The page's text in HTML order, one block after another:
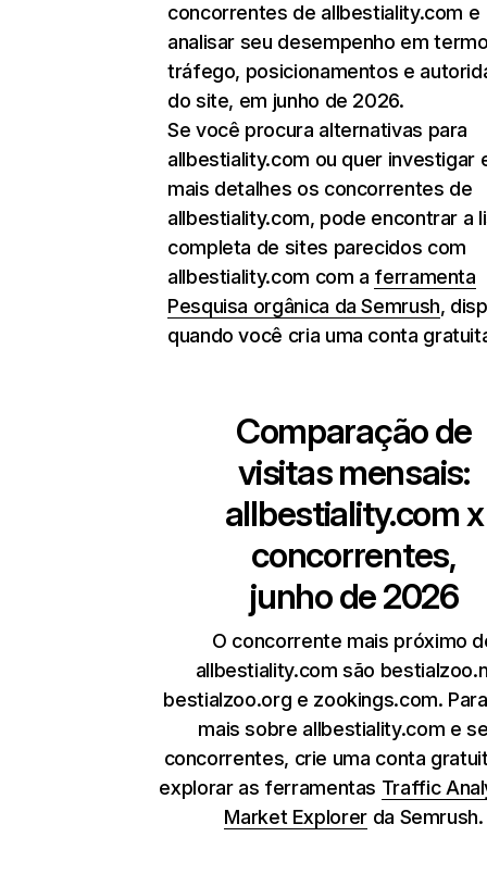
concorrentes de allbestiality.com e
analisar seu desempenho em
tráfego, posicionamentos e
do site, em junho de 2026.
Se você procura alternativas para
allbestiality.com ou quer investigar
mais detalhes os concorrentes de
allbestiality.com, pode encontrar a
completa de sites parecidos com
allbestiality.com com a ferramenta
Pesquisa orgânica da Semrush,
quando você cria uma conta
Comparação de
visitas mensais:
allbestiality.comx
concorrentes,
junho de 2026
O concorrente mais próximo
allbestiality.com são
bestialzoo.org e zookings.com.
mais sobre allbestiality.com e
concorrentes, crie uma conta
explorar as ferramentas Traffic
Market Explorerda Semrush.